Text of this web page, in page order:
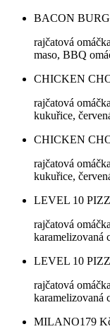
BACON
rajčatová
maso, BBQ
CHICKEN
rajčatová
kukuřice,
CHICKEN
rajčatová
kukuřice,
LEVEL 10
rajčatová
karamelizovaná
LEVEL 10
rajčatová
karamelizovaná
MILANO179